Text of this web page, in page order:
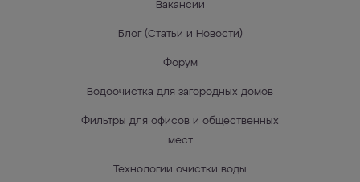
Вакансии
Блог (Статьи и Новости)
Форум
Водоочистка для загородных домов
Фильтры для офисов и общественных
мест
Технологии очистки воды